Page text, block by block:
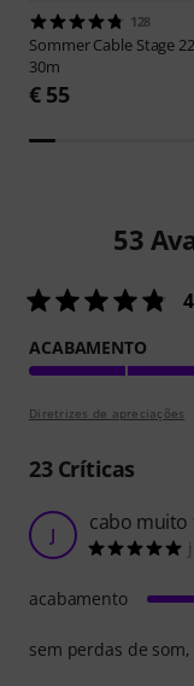
128
Sommer Cable Stage
30m
€ 55
53
ACABAMENTO
Diretrizes de apreciações
23Críticas
J cabo muito
sem perdas de
acabamento